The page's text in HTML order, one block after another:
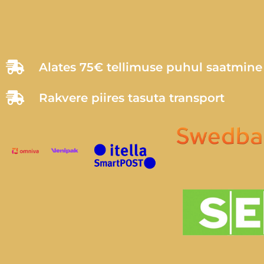
Alates 75€ tellimuse puhul saatmine
Rakvere piires tasuta transport